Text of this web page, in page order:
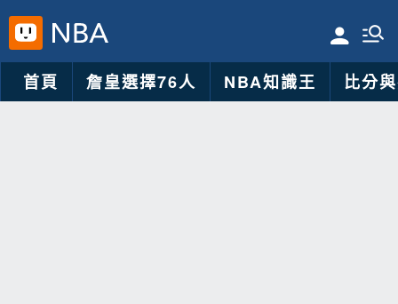
首頁 詹皇選擇76人 NBA知識王 比分